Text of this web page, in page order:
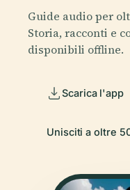
Guide audio per
Storia, racconti e
disponibili offline.
Scarica l'app
Unisciti a oltre